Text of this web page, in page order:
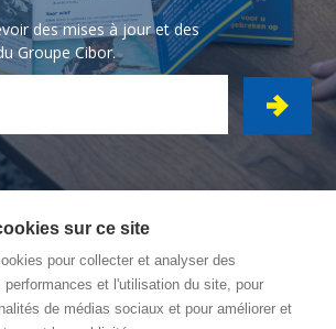
des mises à jour et des
Groupe Cibor.
- Ambachtsstraat 7 - 2450 Meerhout
Itinéraire
sur ce site
pour collecter et analyser des
performances et l'utilisation du site, pour
de médias sociaux et pour améliorer et